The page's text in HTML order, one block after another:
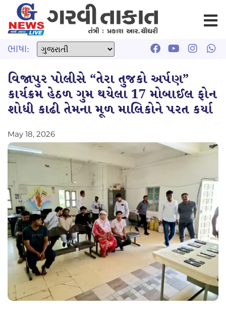
ભાષા:
વિજાપુર પોલીસે “તેરા તુજકો અર્પણ”
કાર્યક્રમ હેઠળ ગુમ થયેલા 17 મોબાઈલ ફોન
શોધી કાઢી તેમના મૂળ માલિકોને પરત કર્યા
May 18, 2026